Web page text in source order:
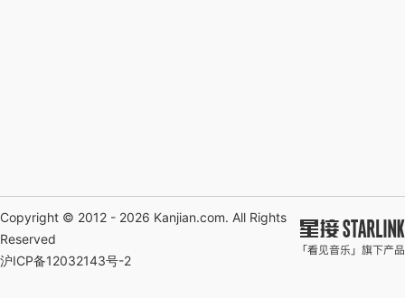
Copyright © 2012 - 2026 Kanjian.com. All Rights
Reserved
沪ICP备12032143号-2